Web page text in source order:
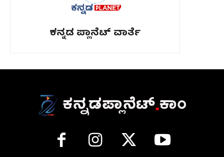
ಕನ್ನಡ ಪ್ಲಾನೆಟ್ ವಾರ್ತೆ